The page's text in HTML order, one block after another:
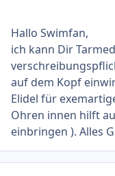
Hallo Swimfan,
ich kann Dir
auf dem Kopf
Elidel für
Ohren innen hilft
einbringen ). Alles